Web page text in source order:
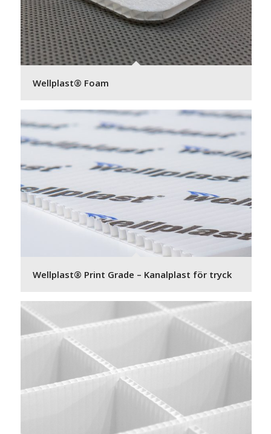
Wellplast® Foam
Wellplast® Print Grade – Kanalplast för tryck